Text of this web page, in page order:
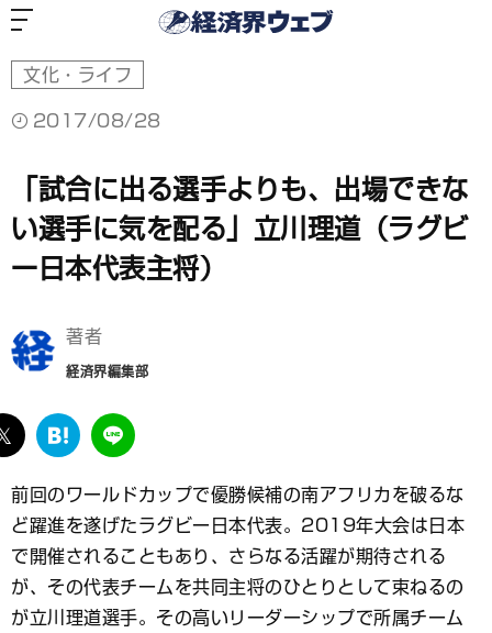
文化・ライフ
2017/08/28
「試合に出る選手よりも、出場できな
い選手に気を配る」立川理道（ラグビ
ー日本代表主将）
著者
経済界編集部
twitter
は
な
ブ
ッ
ク
マ
ー
ク
LINE
前回のワールドカップで優勝候補の南アフリカを破るな
ど躍進を遂げたラグビー日本代表。2019年大会は日本
で開催されることもあり、さらなる活躍が期待される
が、その代表チームを共同主将のひとりとして束ねるの
が立川理道選手。その高いリーダーシップで所属チーム